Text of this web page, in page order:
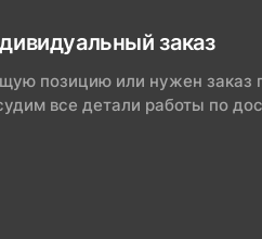
заказ
позицию или нужен заказ
все детали работы по